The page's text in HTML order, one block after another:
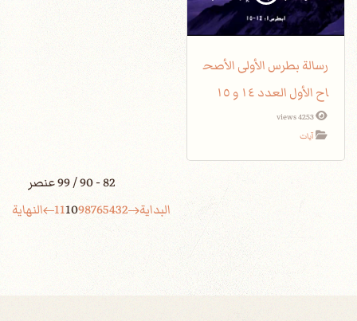
رسالة بطرس الأولى الأصح
اح الأول العدد ١٤ و ١٥
4253 views
آيات
82 - 90 / 99 عنصر
البداية
2
3
4
5
6
7
8
9
10
11 النهاية